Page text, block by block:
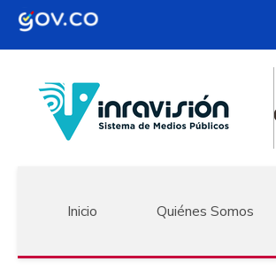
Pasar al contenido principal
Inicio Quiénes Somos